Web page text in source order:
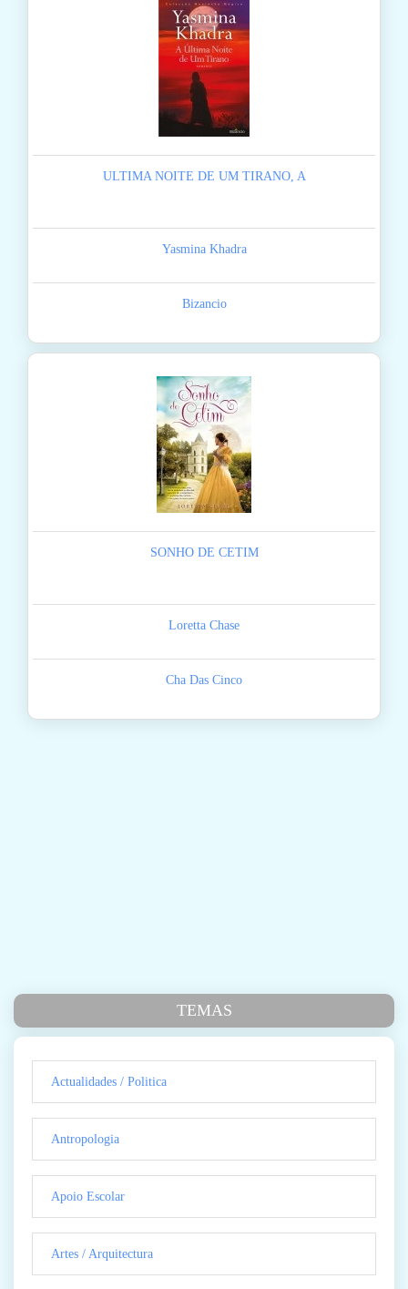
ULTIMA NOITE DE UM TIRANO, A
Yasmina Khadra
Bizancio
SONHO DE CETIM
Loretta Chase
Cha Das Cinco
TEMAS
Actualidades / Politica
Antropologia
Apoio Escolar
Artes / Arquitectura